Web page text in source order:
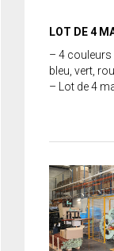
LOT DE 4
– 4 couleurs
bleu, vert,
– Lot de 4